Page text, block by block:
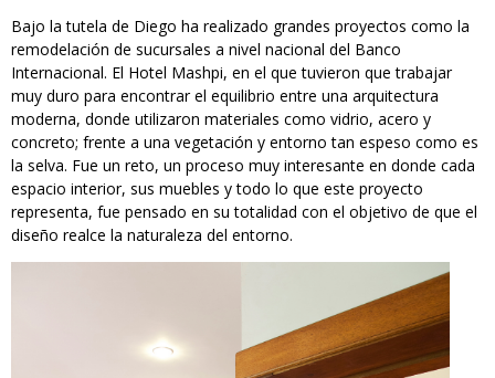
Bajo la tutela de Diego ha realizado grandes proyectos como la
remodelación de sucursales a nivel nacional del Banco
Internacional. El Hotel Mashpi, en el que tuvieron que trabajar
muy duro para encontrar el equilibrio entre una arquitectura
moderna, donde utilizaron materiales como vidrio, acero y
concreto; frente a una vegetación y entorno tan espeso como es
la selva. Fue un reto, un proceso muy interesante en donde cada
espacio interior, sus muebles y todo lo que este proyecto
representa, fue pensado en su totalidad con el objetivo de que el
diseño realce la naturaleza del entorno.